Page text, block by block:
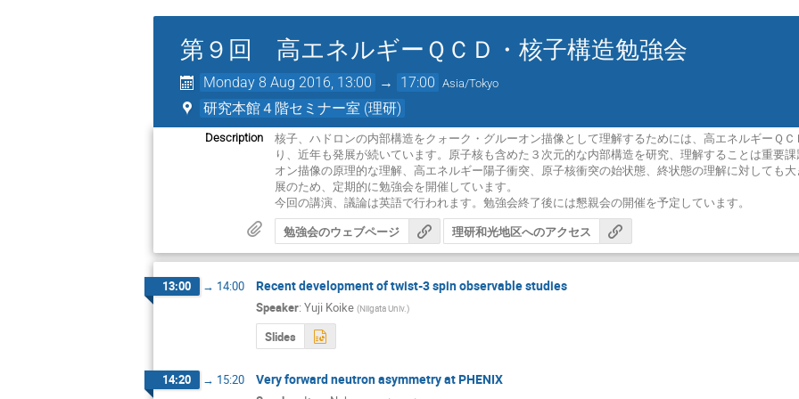
第９回 高エネルギーＱＣＤ・核子構造勉強会
Monday 8 Aug 2016, 13:00 → 17:00 Asia/Tokyo
研究本館４階セミナー室 (理研)
Description
核子、ハドロンの内部構造をクォーク・グルーオン描像として理解するためには、高エネルギーＱ
り、近年も発展が続いています。原子核も含めた３次元的な内部構造を研究、理解することは重要
オン描像の原理的な理解、高エネルギー陽子衝突、原子核衝突の始状態、終状態の理解に対しても
展のため、定期的に勉強会を開催しています。
今回の講演、議論は英語で行われます。勉強会終了後には懇親会の開催を予定しています。
勉強会のウェブページ
理研和光地区へのアクセス
13:00 → 14:00 Recent development of twist-3 spin observable studies
Speaker: Yuji Koike (Niigata Univ.)
Slides
14:20 → 15:20 Very forward neutron asymmetry at PHENIX